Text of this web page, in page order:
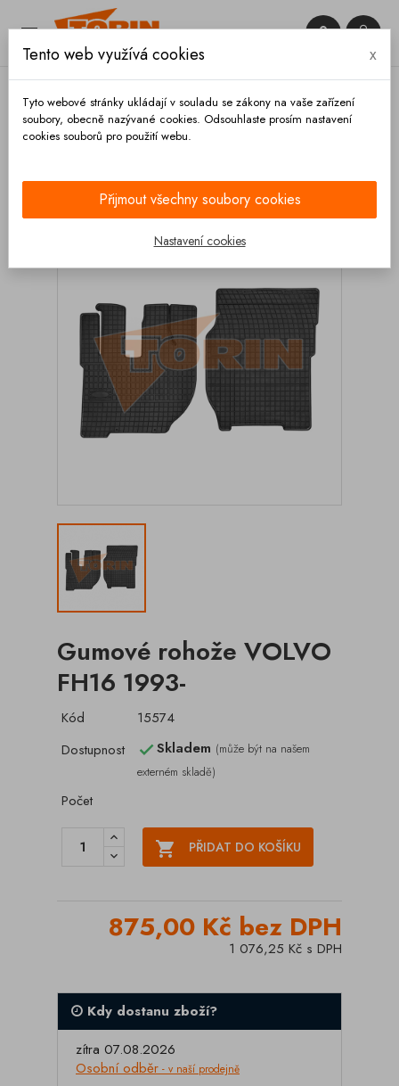
 

FH16 1993-
Gumové rohože VOLVO
FH16 1993-
Kód
15574
Dostupnost
Skladem (může být na našem
externém skladě)
Počet
 PŘIDAT DO KOŠÍKU
875,00 Kč bez DPH
1 076,25 Kč s DPH
Kdy dostanu zboží?
zítra 07.08.2026
Osobní odběr - v naší prodejně
Tento web využívá cookies x
Tyto webové stránky ukládají v souladu se zákony na vaše zařízení
soubory, obecně nazývané cookies. Odsouhlaste prosím nastavení
cookies souborů pro použití webu.
Přijmout všechny soubory cookies
Nastavení cookies